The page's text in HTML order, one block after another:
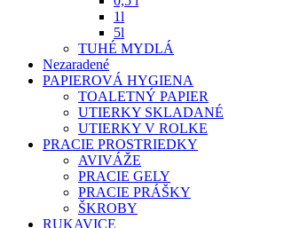
1l
5l
TUHÉ MYDLÁ
Nezaradené
PAPIEROVÁ HYGIENA
TOALETNÝ PAPIER
UTIERKY SKLADANÉ
UTIERKY V ROLKE
PRACIE PROSTRIEDKY
AVIVÁŽE
PRACIE GELY
PRACIE PRÁŠKY
ŠKROBY
RUKAVICE